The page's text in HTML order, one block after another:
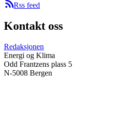
Rss feed
Kontakt oss
Redaksjonen
Energi og Klima
Odd Frantzens plass 5
N-5008 Bergen